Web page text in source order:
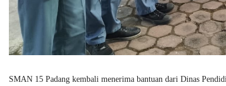
SMAN 15 Padang kembali menerima bantuan dari Dinas